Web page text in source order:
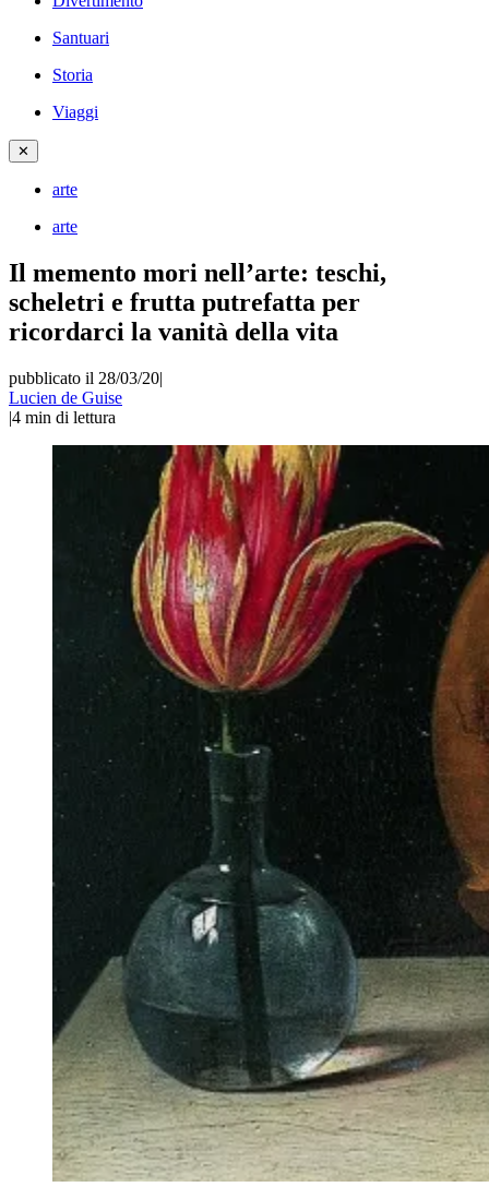
Santuari
Storia
Viaggi
✕
arte
arte
Il memento mori nell’arte: teschi,
scheletri e frutta putrefatta per
ricordarci la vanità della vita
pubblicato il 28/03/20|
Lucien de Guise
|4 min di lettura